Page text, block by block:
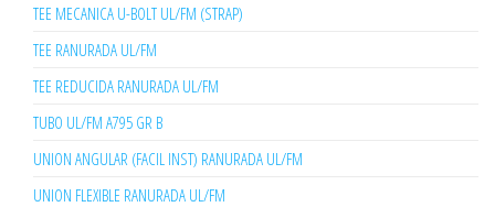
TEE MECANICA U-BOLT UL/FM (STRAP)
TEE RANURADA UL/FM
TEE REDUCIDA RANURADA UL/FM
TUBO UL/FM A795 GR B
UNION ANGULAR (FACIL INST) RANURADA UL/FM
UNION FLEXIBLE RANURADA UL/FM